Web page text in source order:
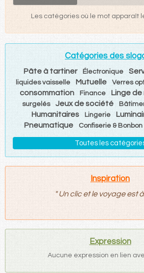
Les catégories où le mot apparaît
Catégories des
Pâte à tartiner Électronique
liquides vaisselle
Mutuelle Verres
consommation
Finance Linge de
surgelés
Jeux de société
Humanitaires
Lingerie
Pneumatique Confiserie & Bonbon
Toutes les
Inspiration
" Un clic et le voyage est
Expression
Aucune expression en lien